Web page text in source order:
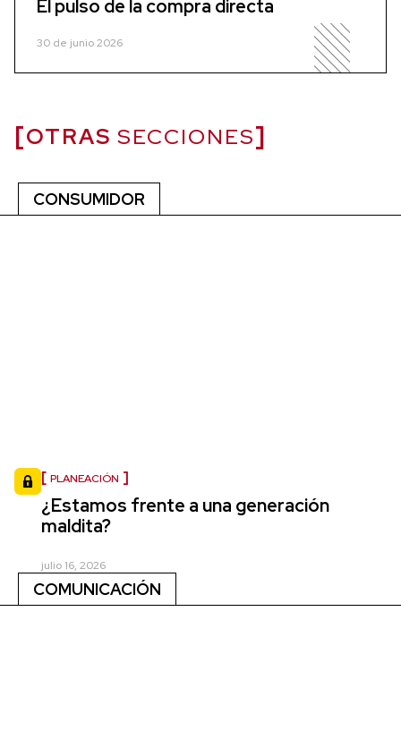
El pulso de la compra directa
30 de junio 2026
OTRAS SECCIONES
CONSUMIDOR
PLANEACIÓN
¿Estamos frente a una generación
maldita?
julio 16, 2026
COMUNICACIÓN